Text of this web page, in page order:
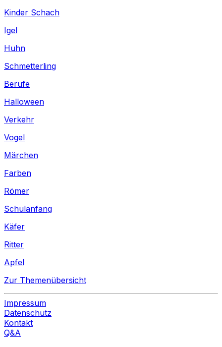
Kinder Schach
Igel
Huhn
Schmetterling
Berufe
Halloween
Verkehr
Vogel
Märchen
Farben
Römer
Schulanfang
Käfer
Ritter
Apfel
Zur Themenübersicht
Impressum
Datenschutz
Kontakt
Q&A